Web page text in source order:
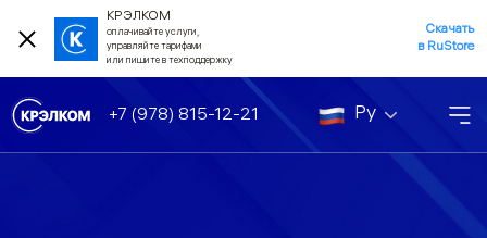
КРЭЛКОМ
оплачивайте услуги,
управляйте тарифами
или пишите в техподдержку
Скачать
в RuStore
+7 (978) 815-12-21 Ру